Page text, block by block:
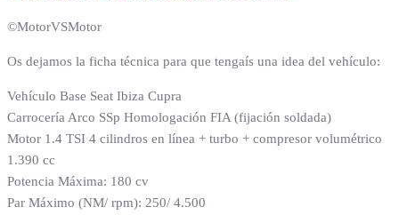
©MotorVSMotor
Os dejamos la ficha técnica para que tengaís una idea del vehículo:
Vehículo Base Seat Ibiza Cupra
Carrocería Arco SSp Homologación FIA (fijación soldada)
Motor 1.4 TSI 4 cilindros en línea + turbo + compresor volumétrico
1.390 cc
Potencia Máxima: 180 cv
Par Máximo (NM/ rpm): 250/ 4.500